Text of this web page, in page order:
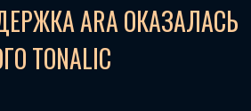
ARA ОКАЗАЛАСЬ
TONALIC